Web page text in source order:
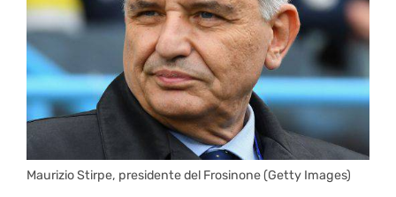
Maurizio Stirpe, presidente del Frosinone (Getty Images)